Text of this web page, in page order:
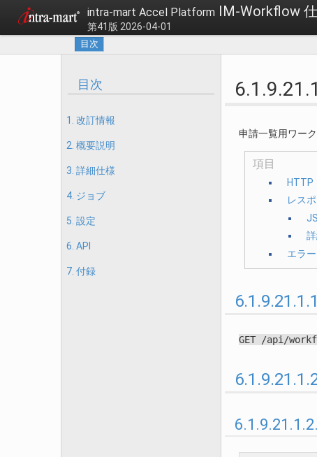
intra-mart Accel Platform IM-Workflow
第41版 2026-04-01
目次
目次
1. 改訂情報
2. 概要説明
3. 詳細仕様
4. ジョブ
5. 設定
6. API
7. 付録
申請一覧用ワー
項目
HTTP
レス
エラ
GET /api/